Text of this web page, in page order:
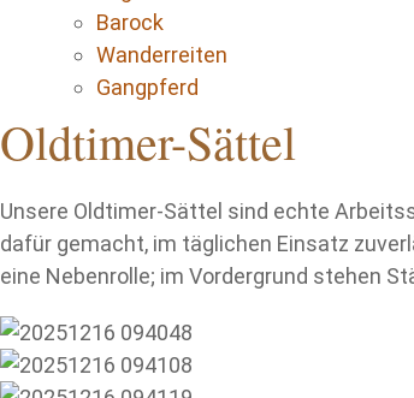
Barock
Wanderreiten
Gangpferd
Oldtimer-Sättel
Unsere Oldtimer-Sättel sind echte
dafür gemacht, im täglichen Einsatz
eine Nebenrolle; im Vordergrund stehen